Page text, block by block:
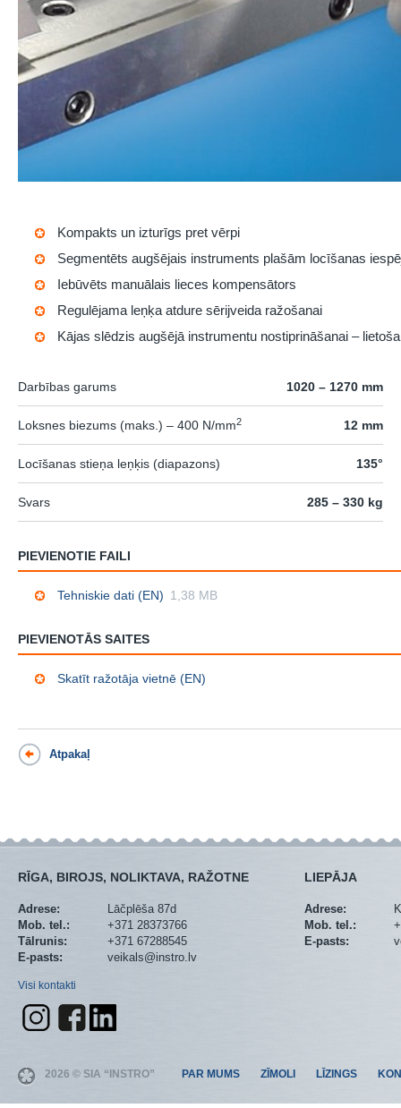
Kompakts un izturīgs pret vērpi
Segmentēts augšējais instruments plašām locīšanas
Iebūvēts manuālais lieces kompensātors
Regulējama leņķa atdure sērijveida ražošanai
Kājas slēdzis augšējā instrumentu nostiprināšanai –
Darbības garums 1020 – 1270 mm
Loksnes biezums (maks.) – 400 N/mm2 12 mm
Locīšanas stieņa leņķis (diapazons) 135°
Svars 285 – 330 kg
PIEVIENOTIE FAILI
Tehniskie dati (EN) 1,38 MB
PIEVIENOTĀS SAITES
Skatīt ražotāja vietnē (EN)
Atpakaļ
RĪGA, BIROJS, NOLIKTAVA, RAŽOTNE
Adrese:
Lāčplēša 87d
Mob. tel.:
+371 28373766
Tālrunis:
+371 67288545
E-pasts:
veikals@instro.lv
Visi kontakti
LIEPĀJA
Adrese:
Mob. tel.:
E-pasts:
2026 © SIA “INSTRO” PAR MUMS ZĪMOLI LĪZINGS